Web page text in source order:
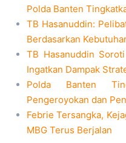
Polda Banten
TB Hasanuddin:
Berdasarkan
TB Hasanuddin
Ingatkan Dampak
Polda Banten
Pengeroyokan dan
Febrie Tersangka,
MBG Terus Berjalan